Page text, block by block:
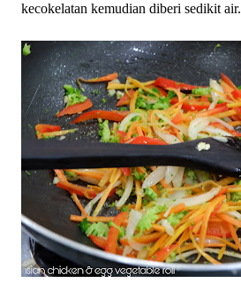
kecokelatan kemudian diberi sedikit air.